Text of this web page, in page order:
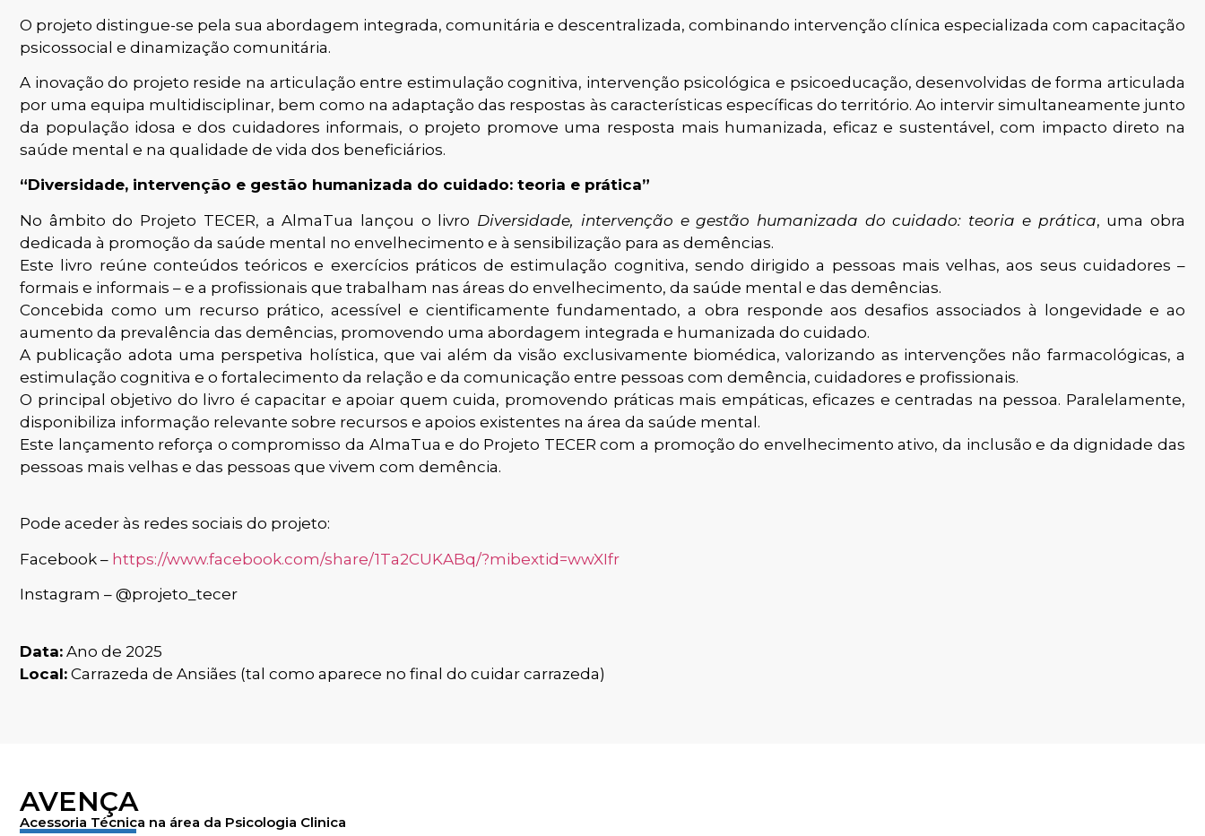
O projeto distingue-se pela sua abordagem integrada, comunitária e descentralizada, combinando intervenção clínica especializada com capacitação
psicossocial e dinamização comunitária.
A inovação do projeto reside na articulação entre estimulação cognitiva, intervenção psicológica e psicoeducação, desenvolvidas de forma articulada
por uma equipa multidisciplinar, bem como na adaptação das respostas às características específicas do território. Ao intervir simultaneamente junto
da população idosa e dos cuidadores informais, o projeto promove uma resposta mais humanizada, eficaz e sustentável, com impacto direto na
saúde mental e na qualidade de vida dos beneficiários.
“Diversidade, intervenção e gestão humanizada do cuidado: teoria e prática”
No âmbito do Projeto TECER, a AlmaTua lançou o livro Diversidade, intervenção e gestão humanizada do cuidado: teoria e prática, uma obra
dedicada à promoção da saúde mental no envelhecimento e à sensibilização para as demências.
Este livro reúne conteúdos teóricos e exercícios práticos de estimulação cognitiva, sendo dirigido a pessoas mais velhas, aos seus cuidadores –
formais e informais – e a profissionais que trabalham nas áreas do envelhecimento, da saúde mental e das demências.
Concebida como um recurso prático, acessível e cientificamente fundamentado, a obra responde aos desafios associados à longevidade e ao
aumento da prevalência das demências, promovendo uma abordagem integrada e humanizada do cuidado.
A publicação adota uma perspetiva holística, que vai além da visão exclusivamente biomédica, valorizando as intervenções não farmacológicas, a
estimulação cognitiva e o fortalecimento da relação e da comunicação entre pessoas com demência, cuidadores e profissionais.
O principal objetivo do livro é capacitar e apoiar quem cuida, promovendo práticas mais empáticas, eficazes e centradas na pessoa. Paralelamente,
disponibiliza informação relevante sobre recursos e apoios existentes na área da saúde mental.
Este lançamento reforça o compromisso da AlmaTua e do Projeto TECER com a promoção do envelhecimento ativo, da inclusão e da dignidade das
pessoas mais velhas e das pessoas que vivem com demência.
Pode aceder às redes sociais do projeto:
Facebook – https://www.facebook.com/share/1Ta2CUKABq/?mibextid=wwXIfr
Instagram – @projeto_tecer
Data: Ano de 2025
Local: Carrazeda de Ansiães (tal como aparece no final do cuidar carrazeda)
AVENÇA
Acessoria Técnica na área da Psicologia Clinica